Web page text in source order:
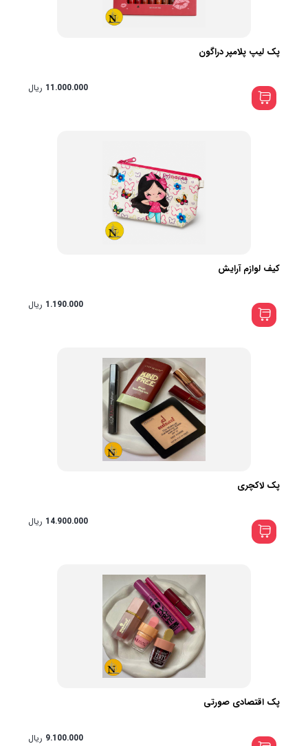
پک لیپ پلامپر دراگون
11.000.000 ریال
کیف لوازم آرایش
1.190.000 ریال
پک لاکچری
14.900.000 ریال
پک اقتصادی صورتی
9.100.000 ریال